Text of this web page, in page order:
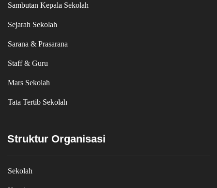
Sambutan Kepala Sekolah
Sejarah Sekolah
Sarana & Prasarana
Staff & Guru
Mars Sekolah
Tata Tertib Sekolah
Struktur Organisasi
Sekolah